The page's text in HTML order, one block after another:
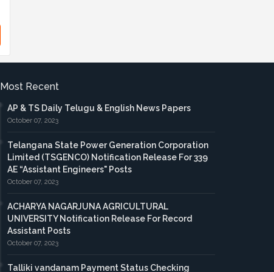
Most Recent
AP & TS Daily Telugu & English News Papers
October 07, 2023
Telangana State Power Generation Corporation
Limited (TSGENCO) Notification Release For 339
AE “Assistant Engineers" Posts
October 07, 2023
ACHARYA NAGARJUNA AGRICULTURAL
UNIVERSITY Notification Release For Record
Assistant Posts
October 07, 2023
Talliki vandanam Payment Status Checking